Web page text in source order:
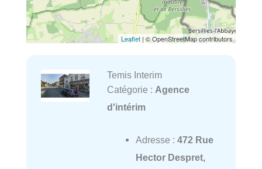
Leaflet | © OpenStreetMap contributors
Temis Interim
Catégorie : Agence
d'intérim
Adresse : 472 Rue
Hector Despret,